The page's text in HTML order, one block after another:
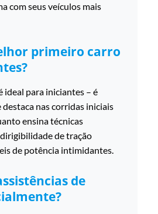
com seus veículos mais
primeiro carro
ideal para iniciantes – é
destaca nas corridas iniciais
ensina técnicas
de tração
de potência intimidantes.
de